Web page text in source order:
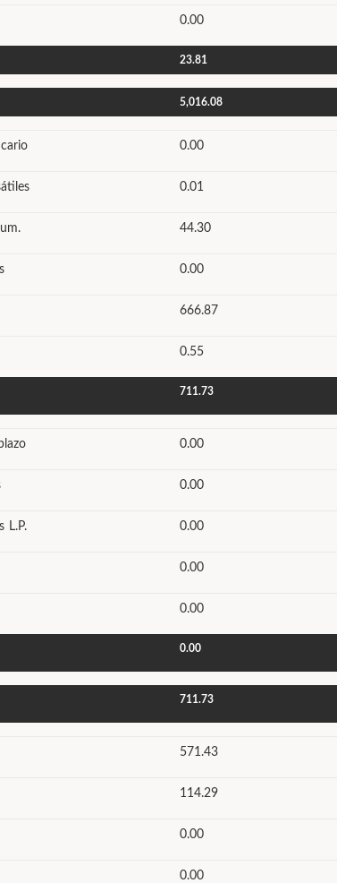
0.00
23.81
5,016.08
0.00
0.01
44.30
0.00
666.87
0.55
711.73
0.00
0.00
L.P. 0.00
0.00
0.00
0.00
711.73
571.43
114.29
0.00
0.00